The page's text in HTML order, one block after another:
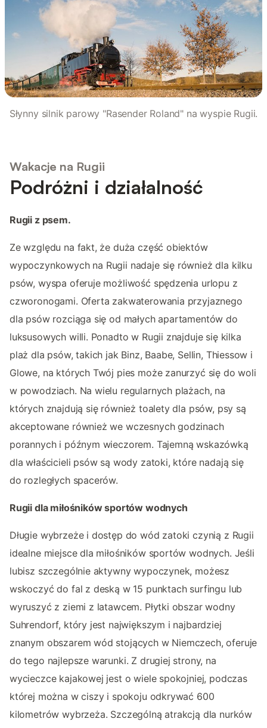
Słynny silnik parowy "Rasender Roland" na wyspie Rugii.
Wakacje na Rugii
Podróżni i działalność
Rugii z psem.
Ze względu na fakt, że duża część obiektów
wypoczynkowych na Rugii nadaje się również dla kilku
psów, wyspa oferuje możliwość spędzenia urlopu z
czworonogami. Oferta zakwaterowania przyjaznego
dla psów rozciąga się od małych apartamentów do
luksusowych willi. Ponadto w Rugii znajduje się kilka
plaż dla psów, takich jak Binz, Baabe, Sellin, Thiessow i
Glowe, na których Twój pies może zanurzyć się do woli
w powodziach. Na wielu regularnych plażach, na
których znajdują się również toalety dla psów, psy są
akceptowane również we wczesnych godzinach
porannych i późnym wieczorem. Tajemną wskazówką
dla właścicieli psów są wody zatoki, które nadają się
do rozległych spacerów.
Rugii dla miłośników sportów wodnych
Długie wybrzeże i dostęp do wód zatoki czynią z Rugii
idealne miejsce dla miłośników sportów wodnych. Jeśli
lubisz szczególnie aktywny wypoczynek, możesz
wskoczyć do fal z deską w 15 punktach surfingu lub
wyruszyć z ziemi z latawcem. Płytki obszar wodny
Suhrendorf, który jest największym i najbardziej
znanym obszarem wód stojących w Niemczech, oferuje
do tego najlepsze warunki. Z drugiej strony, na
wycieczce kajakowej jest o wiele spokojniej, podczas
której można w ciszy i spokoju odkrywać 600
kilometrów wybrzeża. Szczególną atrakcją dla nurków